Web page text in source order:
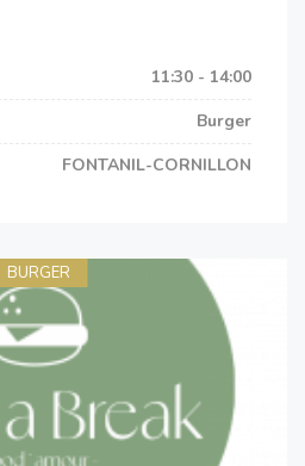
11:30 - 14:00
Burger
FONTANIL-CORNILLON
BURGER